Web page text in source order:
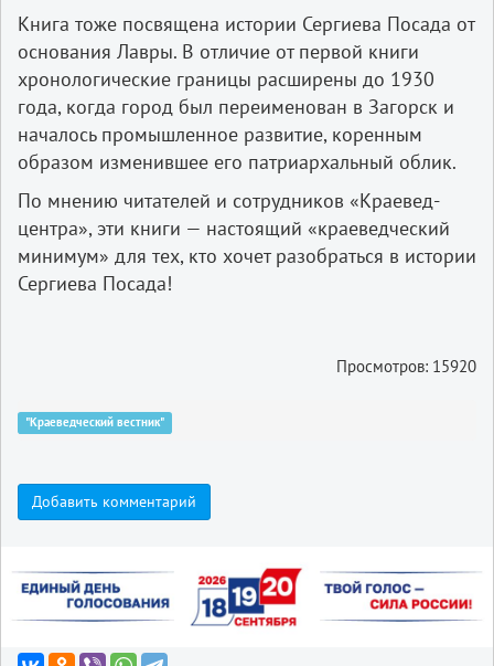
Книга тоже посвящена истории Сергиева Посада от
основания Лавры. В отличие от первой книги
хронологические границы расширены до 1930
года, когда город был переименован в Загорск и
началось промышленное развитие, коренным
образом изменившее его патриархальный облик.
По мнению читателей и сотрудников «Краевед-
центра», эти книги — настоящий «краеведческий
минимум» для тех, кто хочет разобраться в истории
Сергиева Посада!
Просмотров: 15920
"Краеведческий вестник"
Добавить комментарий